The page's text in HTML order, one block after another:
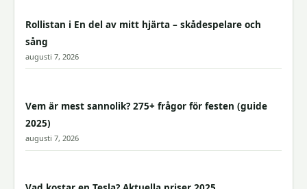
Rollistan i En del av mitt hjärta – skådespelare och
sång
augusti 7, 2026
Vem är mest sannolik? 275+ frågor för festen (guide
2025)
augusti 7, 2026